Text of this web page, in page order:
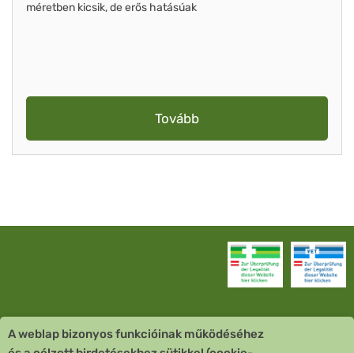
méretben kicsik, de erős hatásúak
Tovább
Vevőszolgálat
A weblap bizonyos funkcióinak működéséhez